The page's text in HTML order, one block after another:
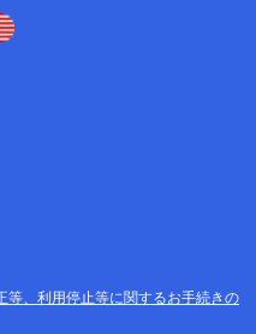
、利用停止等に関するお手続きの